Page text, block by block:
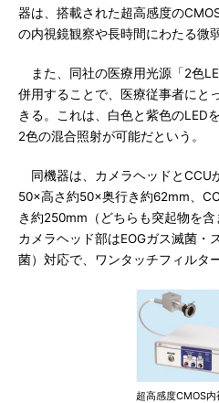
器は、搭載された超高感度の
の内視鏡観察や長時間にわたる微
また、同社の医療用光源「2色
併用することで、医療従事者にと
きる。これは、白色と紫色のLED
2色の混合照射が可能だという。
同機器は、カメラヘッドとCCU
50×高さ約50×奥行き約62mm、
き約250mm（どちらも突起物を含
カメラヘッド部はEOGガス滅菌・
菌）対応で、ワンタッチフィルタ
超高感度CMOS内